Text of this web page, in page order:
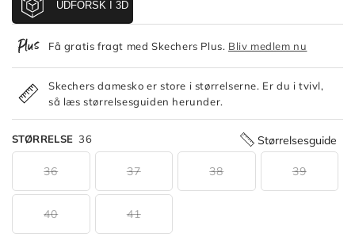
Få gratis fragt med Skechers Plus. Bliv medlem nu
Skechers damesko er store i størrelserne. Er du i tvivl,
så læs størrelsesguiden herunder.
STØRRELSE 36 Størrelsesguide
36 37 38 39
40 41